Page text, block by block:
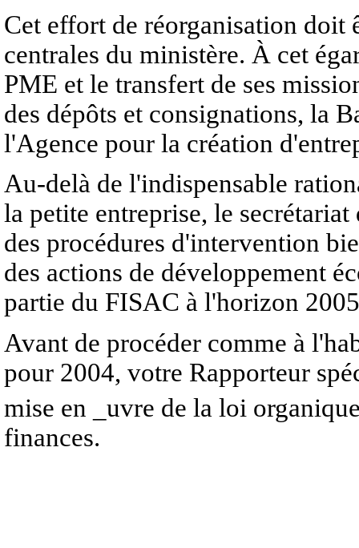
Cet effort de réorganisation doit
centrales du ministère. À cet
PME et le transfert de ses
des dépôts et consignations, la
l'Agence pour la création
Au-delà de l'indispensable
la petite entreprise, le
des procédures d'intervention
des actions de développement
partie du FISAC à l'horizon
Avant de procéder comme à
pour 2004, votre Rapporteur
mise en _uvre de la loi
finances.